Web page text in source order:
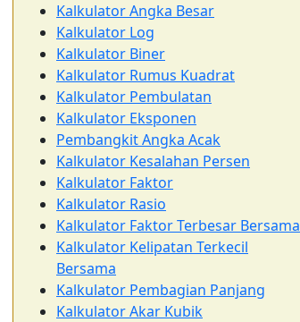
Kalkulator Angka Besar
Kalkulator Log
Kalkulator Biner
Kalkulator Rumus Kuadrat
Kalkulator Pembulatan
Kalkulator Eksponen
Pembangkit Angka Acak
Kalkulator Kesalahan Persen
Kalkulator Faktor
Kalkulator Rasio
Kalkulator Faktor Terbesar Bersama
Kalkulator Kelipatan Terkecil
Bersama
Kalkulator Pembagian Panjang
Kalkulator Akar Kubik